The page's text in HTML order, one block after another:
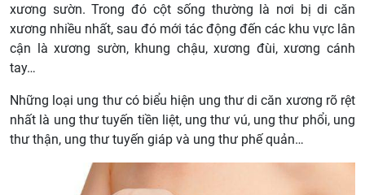
xương sườn. Trong đó cột sống thường là nơi bị di căn
xương nhiều nhất, sau đó mới tác động đến các khu vực lân
cận là xương sườn, khung chậu, xương đùi, xương cánh
tay…
Những loại ung thư có biểu hiện ung thư di căn xương rõ rệt
nhất là ung thư tuyến tiền liệt, ung thư vú, ung thư phổi, ung
thư thận, ung thư tuyến giáp và ung thư phế quản…